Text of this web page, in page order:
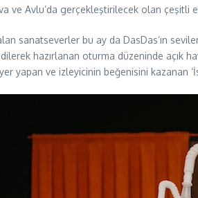
ve Avlu’da gerçekleştirilecek olan
sanatseverler bu ay da DasDas’ın
hazırlanan oturma düzeninde
yapan ve izleyicinin beğenisini kazanan